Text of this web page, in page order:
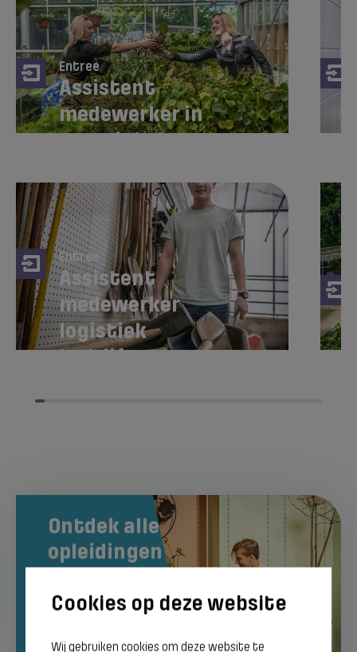
Wij gebruiken cookies om deze website te
Entree
Assistent
medewerker in
een winkel
Entree
Assistent
medewerker
logistiek
bedrijf
Ontdek alle
opleidingen